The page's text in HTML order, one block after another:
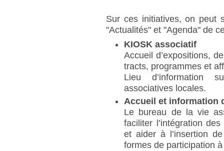
Sur ces initiatives, on peut
"Actualités" et "Agenda" de
KIOSK associatif
Accueil d’expositions,
tracts, programmes et
Lieu d’information
associatives locales.
Accueil et information
Le bureau de la vie
faciliter l’intégration
et aider à l’insertion
formes de participation